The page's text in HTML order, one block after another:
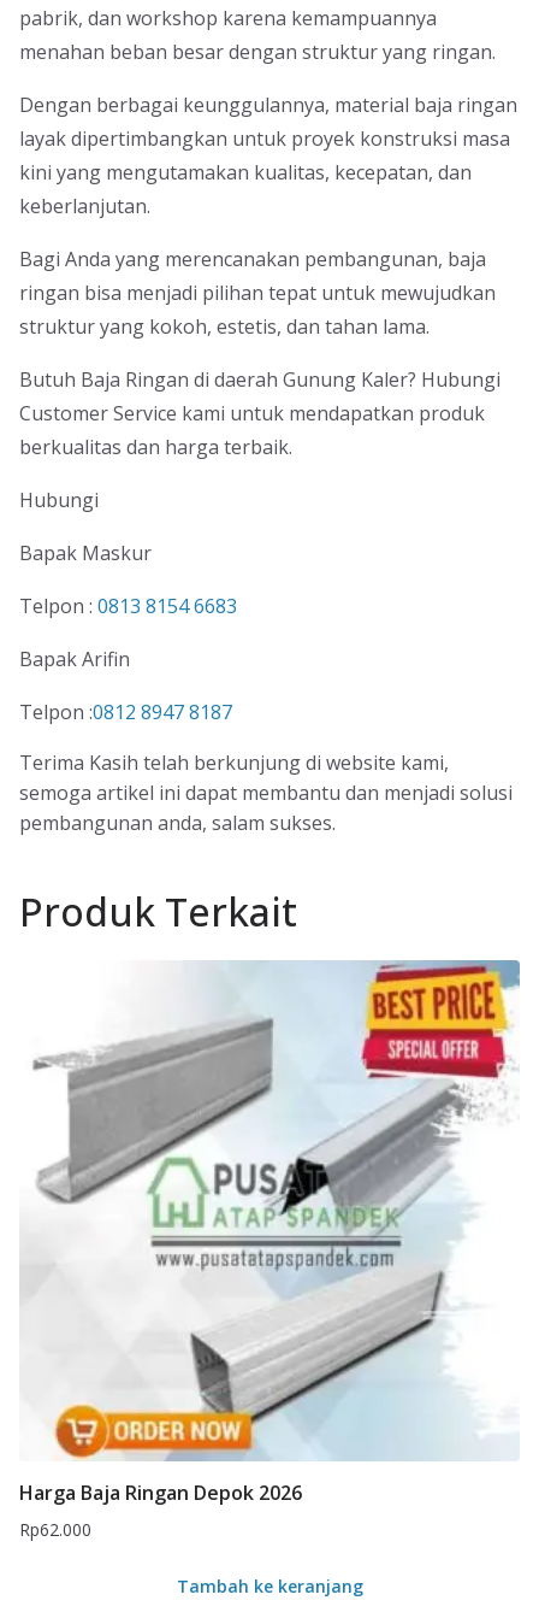
pabrik, dan workshop karena kemampuannya
menahan beban besar dengan struktur yang ringan.
Dengan berbagai keunggulannya, material baja ringan
layak dipertimbangkan untuk proyek konstruksi masa
kini yang mengutamakan kualitas, kecepatan, dan
keberlanjutan.
Bagi Anda yang merencanakan pembangunan, baja
ringan bisa menjadi pilihan tepat untuk mewujudkan
struktur yang kokoh, estetis, dan tahan lama.
Butuh Baja Ringan di daerah Gunung Kaler? Hubungi
Customer Service kami untuk mendapatkan produk
berkualitas dan harga terbaik.
Hubungi
Bapak Maskur
Telpon : 0813 8154 6683
Bapak Arifin
Telpon :0812 8947 8187
Terima Kasih telah berkunjung di website kami,
semoga artikel ini dapat membantu dan menjadi solusi
pembangunan anda, salam sukses.
Produk Terkait
Harga Baja Ringan Depok 2026
Rp62.000
Tambah ke keranjang